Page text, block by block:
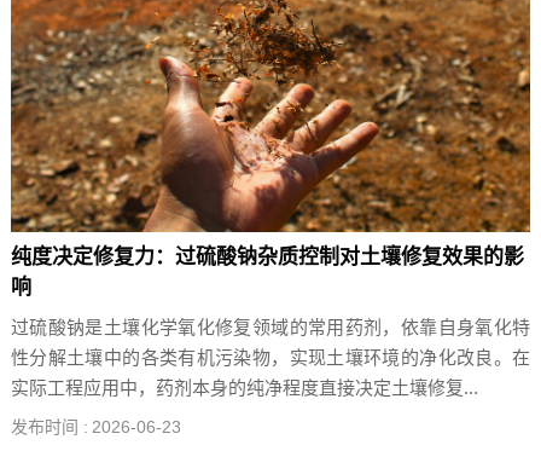
纯度决定修复力：过硫酸钠杂质控制对土壤修复效果的影
响
过硫酸钠是土壤化学氧化修复领域的常用药剂，依靠自身氧化特
性分解土壤中的各类有机污染物，实现土壤环境的净化改良。在
实际工程应用中，药剂本身的纯净程度直接决定土壤修复...
发布时间 : 2026-06-23